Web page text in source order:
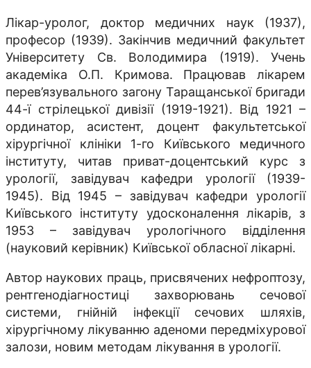
Лікар-уролог, доктор медичних наук (1937),
професор (1939). Закінчив медичний факультет
Університету Св. Володимира (1919). Учень
академіка О.П. Кримова. Працював лікарем
перев’язувального загону Таращанської бригади
44-ї стрілецької дивізії (1919-1921). Від 1921 –
ординатор, асистент, доцент факультетської
хірургічної клініки 1-го Київського медичного
інституту, читав приват-доцентський курс з
урології, завідувач кафедри урології (1939-
1945). Від 1945 – завідувач кафедри урології
Київського інституту удосконалення лікарів, з
1953 – завідувач урологічного відділення
(науковий керівник) Київської обласної лікарні.
Автор наукових праць, присвячених нефроптозу,
рентгенодіагностиці захворювань сечової
системи, гнійній інфекції сечових шляхів,
хірургічному лікуванню аденоми передміхурової
залози, новим методам лікування в урології.